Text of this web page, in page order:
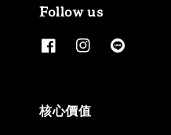
Follow us
核心價值